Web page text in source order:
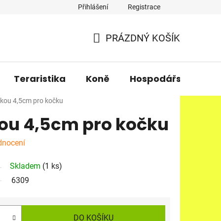
Přihlášení Registrace
KOŠÍK
PRÁZDNÝ KOŠÍK
Teraristika Koně Hospodářská
4,5cm pro kočku
4,5cm pro kočku
Skladem (1 ks)
6309
DO KOŠÍKU